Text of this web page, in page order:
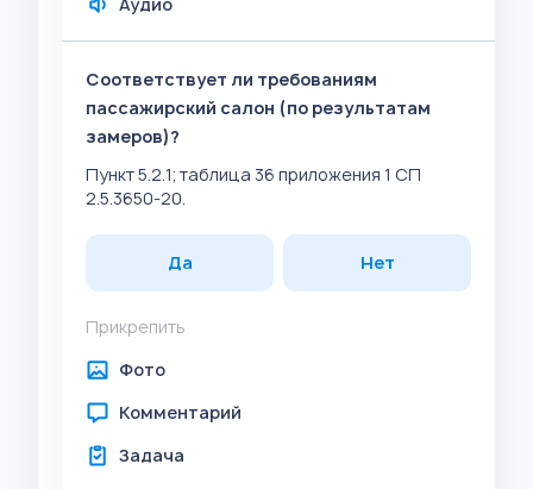
Соответствует ли требованиям
пассажирский салон (по результатам
замеров)?
Пункт 5.2.1; таблица 36 приложения 1 СП
2.5.3650-20.
Да Нет
Прикрепить
Фото
Комментарий
Задача